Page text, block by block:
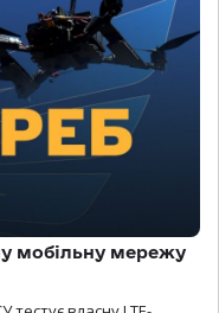
мобільну мережу